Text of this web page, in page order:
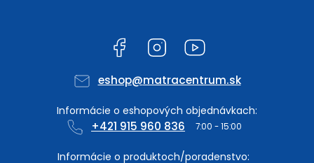
Facebook Instagram
eshop@matracentrum.sk
+421 915 960 836